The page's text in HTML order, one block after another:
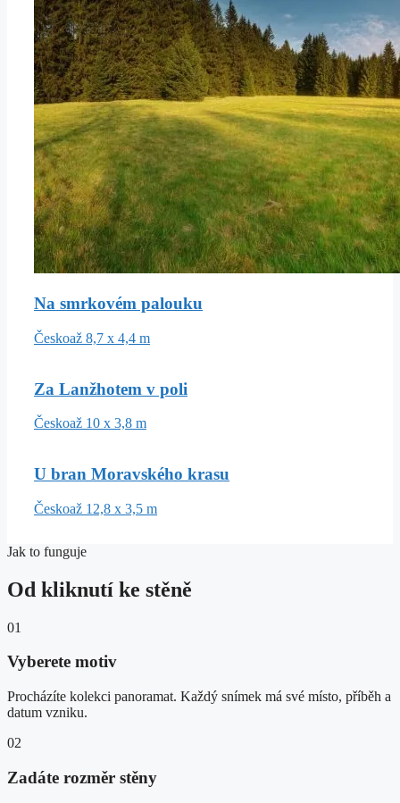
Na smrkovém palouku
Českoaž 8,7 x 4,4 m
Za Lanžhotem v poli
Českoaž 10 x 3,8 m
U bran Moravského krasu
Českoaž 12,8 x 3,5 m
Jak to funguje
Od kliknutí ke stěně
01
Vyberete motiv
Procházíte kolekci panoramat. Každý snímek má své místo, příběh a
datum vzniku.
02
Zadáte rozměr stěny